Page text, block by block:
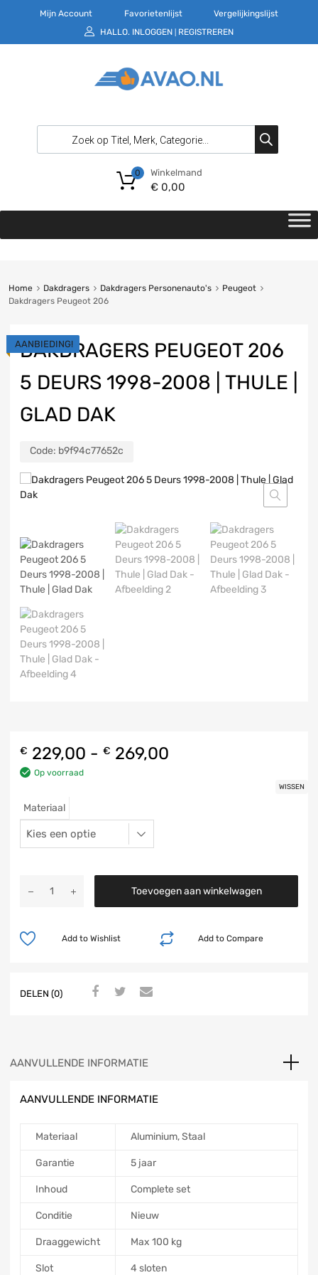
Mijn Account Favorietenlijst
Vergelijkingslijst
HALLO. INLOGGEN REGISTREREN
Winkelmand
€0,00
0
Home Dakdragers Dakdragers Personenauto's
Peugeot
Dakdragers Peugeot 206
DAKDRAGERS PEUGEOT 206
5 DEURS 1998-2008 | THULE |
GLAD DAK
Code: b9f94c77652c
AANBIEDING!
€ 229,00 - € 269,00
Op voorraad
Materiaal
WISSEN
Toevoegen aan winkelwagen
Add to Compare
Add to Wishlist
DELEN (0)
AANVULLENDE INFORMATIE
AANVULLENDE INFORMATIE
Materiaal Aluminium, Staal
Garantie 5 jaar
Inhoud Complete set
Conditie Nieuw
Draaggewicht Max 100 kg
Slot 4 sloten